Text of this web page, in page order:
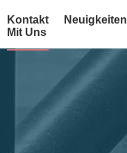
Kontakt
Mit Uns
Neuigkeiten